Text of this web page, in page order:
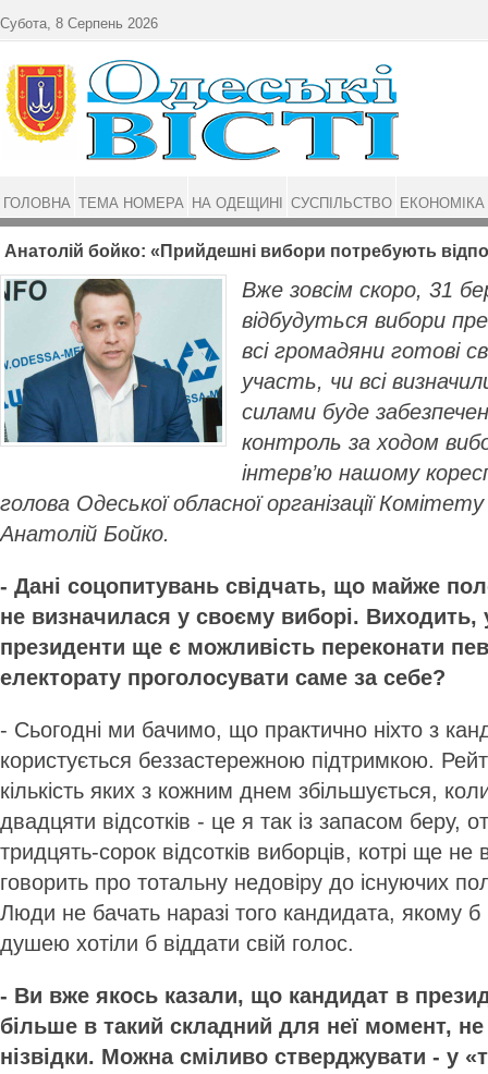
Анатолій бойко: «Прийдешні вибори потребують
Вже зовсім скоро, 31
відбудуться вибори
всі громадяни готові
участь, чи всі
силами буде
контроль за ходом
інтерв’ю нашому
голова Одеської обласної організації
Анатолій Бойко.
- Дані соцопитувань свідчать, що майже
не визначилася у своєму виборі. Виходить,
президенти ще є можливість переконати
електорату проголосувати саме за себе?
- Сьогодні ми бачимо, що практично ніхто з
користується беззастережною підтримкою.
кількість яких з кожним днем збільшується,
двадцяти відсотків - це я так із запасом беру,
тридцять-сорок відсотків виборців, котрі ще
говорить про тотальну недовіру до існуючих
Люди не бачать наразі того кандидата, якому б
душею хотіли б віддати свій голос.
- Ви вже якось казали, що кандидат в
більше в такий складний для неї момент,
нізвідки. Можна сміливо стверджувати - у
Субота, 8 Серпень 2026
ГОЛОВНА ТЕМА НОМЕРА НА ОДЕЩИНІ СУСПІЛЬСТВО ЕКОНОМІКА